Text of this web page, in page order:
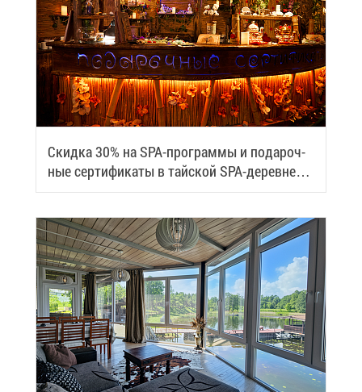
Скид­ка 30% на SPA-про­грам­мы и по­да­роч­
ные сер­ти­фи­ка­ты в тай­ской SPA-де­ревне
Samui